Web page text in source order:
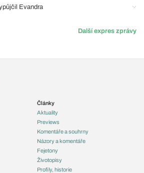
Evandra
Další expres zprávy
Články
Aktuality
Previews
Komentáře a souhrny
Názory a komentáře
Fejetony
Životopisy
Profily, historie